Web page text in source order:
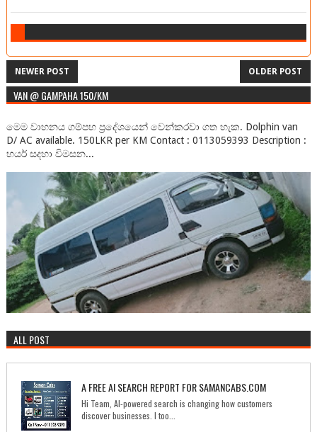
NEWER POST OLDER POST
VAN @ GAMPAHA 150/KM
මෙම වාහනය ගම්පහ ප්‍රදේශයෙන් වෙන්කරවා ගත හැක. Dolphin van
D/ AC available. 150LKR per KM Contact : 0113059393 Description :
හයර් සදහා විමසන...
ALL POST
A FREE AI SEARCH REPORT FOR SAMANCABS.COM
Hi Team, AI-powered search is changing how customers
discover businesses. I too...